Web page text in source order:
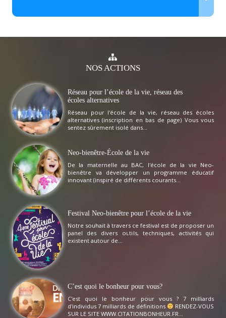
NOSACTIONS
Réseau pour l’école de la vie, réseau des
écoles alternatives
Réseau pour l'école de la vie, réseau des écoles
alternatives (inscription en bas de page) Vous vous
sentez sûrement isolé dans...
Neo-bienêtre-École de la vie
De la maternelle au BAC, l'école de la vie Neo-
bienêtre va développer un programme éducatif
innovant (inspiré de différents courants...
Festival Neo-bienêtre pour l’école de la vie
Notre souhait à travers ce festival est de proposer un
panel des divers outils, techniques, activités qui
existent autour de...
C’est quoi le bonheur pour vous?
C'est quoi le bonheur pour vous ? 7 milliards
d'individus 7 milliards de définitions
RENDEZ-VOUS
SUR LE SITE WWW.CITATIONBONHEUR.FR...